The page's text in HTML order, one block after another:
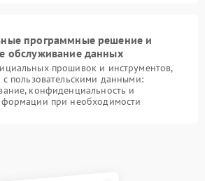
программные решение и
обслуживание данных
прошивок и инструментов,
с пользовательскими данными:
конфиденциальность и
при необходимости